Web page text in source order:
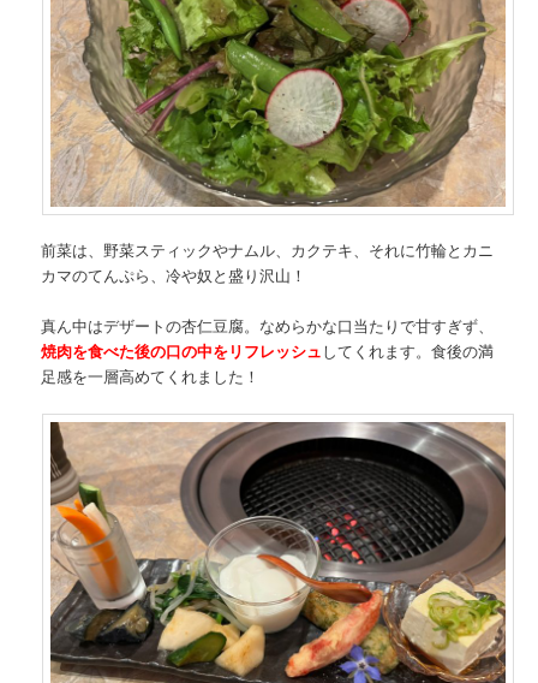
前菜は、野菜スティックやナムル、カクテキ、それに竹輪とカニ
カマのてんぷら、冷や奴と盛り沢山！
真ん中はデザートの杏仁豆腐。なめらかな口当たりで甘すぎず、
焼肉を食べた後の口の中をリフレッシュしてくれます。食後の満
足感を一層高めてくれました！